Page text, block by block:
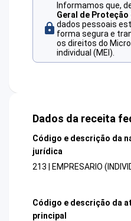
Informamos que,
Geral de Proteção
dados pessoais
forma segura e
os direitos do
individual (MEI).
Dados da receita
Código e descrição da
jurídica
213 | EMPRESARIO
Código e descrição da
principal